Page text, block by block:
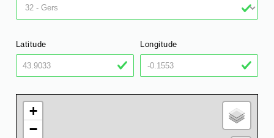
Latitude Longitude
+
−